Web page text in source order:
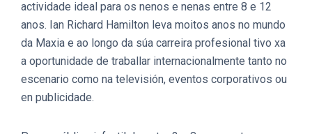
actividade ideal para os nenos e nenas entre 8 e 12
anos. Ian Richard Hamilton leva moitos anos no mundo
da Maxia e ao longo da súa carreira profesional tivo xa
a oportunidade de traballar internacionalmente tanto no
escenario como na televisión, eventos corporativos ou
en publicidade.